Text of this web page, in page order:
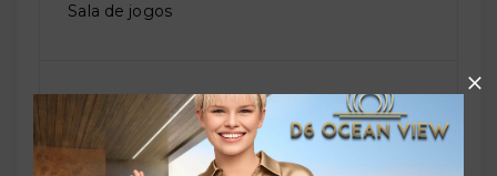
Sala de jogos
Salão de festas